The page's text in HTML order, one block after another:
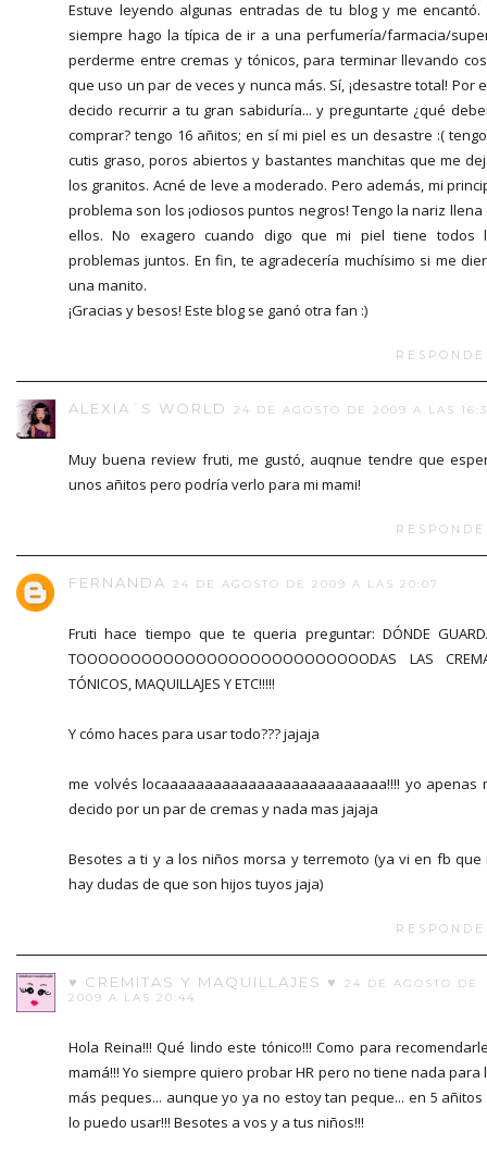
Estuve leyendo algunas entradas de tu blog y me encantó.
siempre hago la típica de ir a una perfumería/farmacia/
perderme entre cremas y tónicos, para terminar llevando
que uso un par de veces y nunca más. Sí, ¡desastre total! Por
decido recurrir a tu gran sabiduría... y preguntarte ¿qué
comprar? tengo 16 añitos; en sí mi piel es un desastre :(
cutis graso, poros abiertos y bastantes manchitas que me
los granitos. Acné de leve a moderado. Pero además, mi
problema son los ¡odiosos puntos negros! Tengo la nariz llena
ellos. No exagero cuando digo que mi piel tiene todos
problemas juntos. En fin, te agradecería muchísimo si me
una manito.
¡Gracias y besos! Este blog se ganó otra fan :)
ALEXIA´S WORLD 24 DE AGOSTO DE 2009 A LAS
Muy buena review fruti, me gustó, auqnue tendre que
unos añitos pero podría verlo para mi mami!
FERNANDA 24 DE AGOSTO DE 2009 A LAS 20:07
Fruti hace tiempo que te queria preguntar: DÓNDE
TOOOOOOOOOOOOOOOOOOOOOOOOOOODAS LAS
TÓNICOS, MAQUILLAJES Y ETC!!!!!
Y cómo haces para usar todo??? jajaja
me volvés locaaaaaaaaaaaaaaaaaaaaaaaaaa!!!! yo apenas
decido por un par de cremas y nada mas jajaja
Besotes a ti y a los niños morsa y terremoto (ya vi en fb que
hay dudas de que son hijos tuyos jaja)
♥ CREMITAS Y MAQUILLAJES ♥
24 DE AGOSTO DE
2009 A LAS 20:44
Hola Reina!!! Qué lindo este tónico!!! Como para
mamá!!! Yo siempre quiero probar HR pero no tiene nada para
más peques... aunque yo ya no estoy tan peque... en 5 añitos
lo puedo usar!!! Besotes a vos y a tus niños!!!